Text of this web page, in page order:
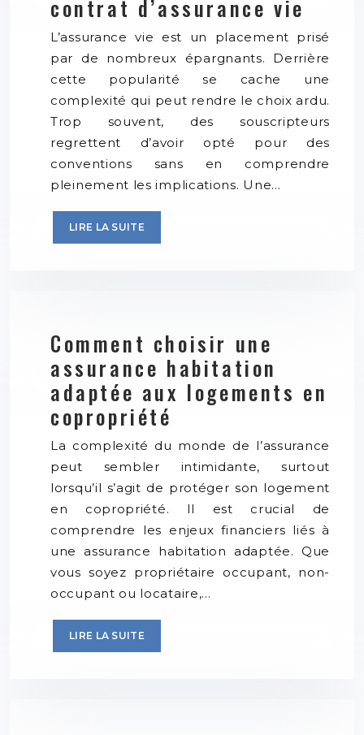
contrat d’assurance vie
L’assurance vie est un placement prisé
par de nombreux épargnants. Derrière
cette popularité se cache une
complexité qui peut rendre le choix ardu.
Trop souvent, des souscripteurs
regrettent d’avoir opté pour des
conventions sans en comprendre
pleinement les implications. Une…
LIRE LA SUITE
Comment choisir une
assurance habitation
adaptée aux logements en
copropriété
La complexité du monde de l’assurance
peut sembler intimidante, surtout
lorsqu’il s’agit de protéger son logement
en copropriété. Il est crucial de
comprendre les enjeux financiers liés à
une assurance habitation adaptée. Que
vous soyez propriétaire occupant, non-
occupant ou locataire,…
LIRE LA SUITE